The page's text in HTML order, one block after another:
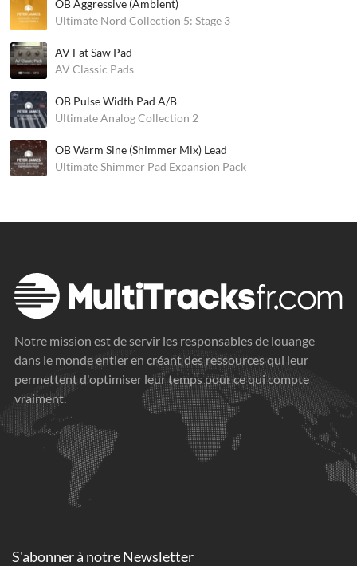
OB Aggressive (Ambient)
Ultimate Nord Collection 5: Stage 3
AV Fat Saw Pad
AV Classic Pads
OB Pulse Width Pad A/B
Ultimate Analog Collection 2
OB Warm Sine (Shimmer Mix) Lead
Ultimate Shimmer Pad Expansion Pack
Notre mission est de servir les responsables de louange
dans le monde entier en créant des ressources qui leur
permettent d'optimiser leur temps pour ce qui compte
vraiment.
S'abonner à notre Newsletter